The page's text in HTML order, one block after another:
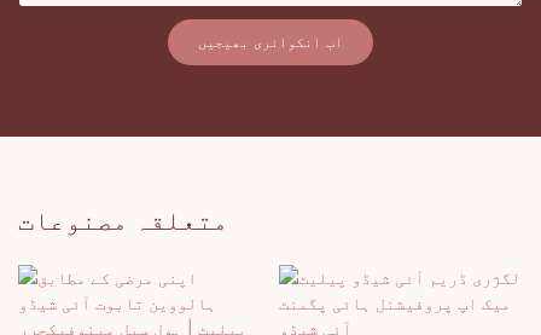
اب انکوائری بھیجیں
متعلقہ مصنوعات